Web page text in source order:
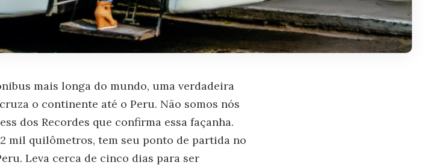
mais longa do mundo, uma verdadeira
o continente até o Peru. Não somos nós
dos Recordes que confirma essa façanha.
mil quilômetros, tem seu ponto de partida no
Leva cerca de cinco dias para ser